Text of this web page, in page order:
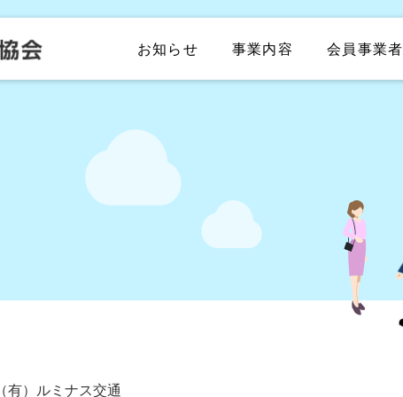
お知らせ 事業内容 会員事業者
（有）ルミナス交通